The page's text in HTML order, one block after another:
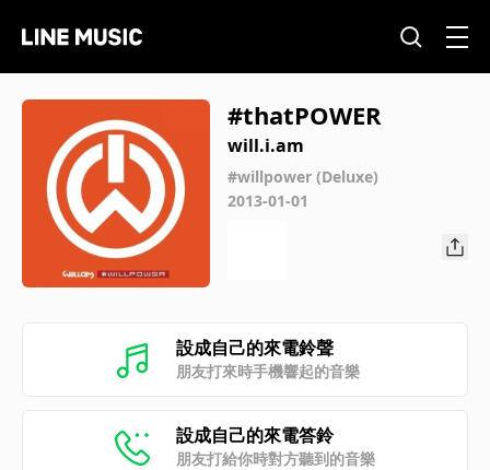
#thatPOWER
will.i.am
#willpower (Deluxe)
2013-01-01
設成自己的來電鈴聲
朋友打來時手機響起的音樂
設成自己的來電答鈴
朋友打給你時對方聽到的音樂